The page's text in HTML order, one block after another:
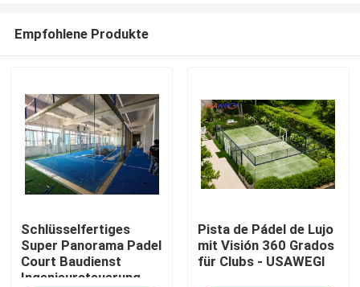
Empfohlene Produkte
Schlüsselfertiges
Super Panorama Padel
Court Baudienst
Ingenieursteuerung
Pista de Pádel de Lujo
mit Visión 360 Grados
für Clubs - USAWEGI